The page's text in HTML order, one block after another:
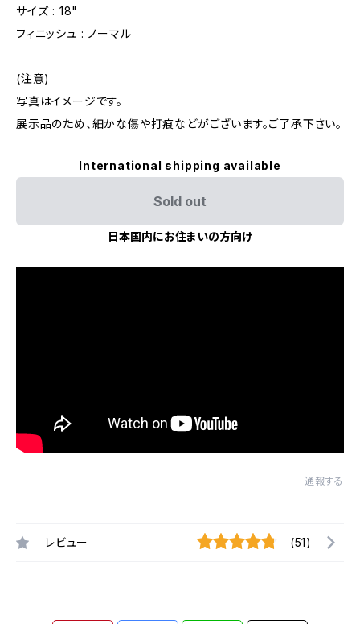
サイズ : 18"
フィニッシュ : ノーマル
(注意)
写真はイメージです。
展示品のため、細かな傷や打痕などがございます。ご了承下さい。
International shipping available
Sold out
日本国内にお住まいの方向け
通報する
レビュー (51)